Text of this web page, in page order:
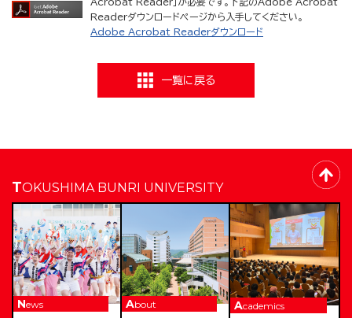
Readerダウンロードページから入手してください。
Adobe Acrobat Readerダウンロード
一覧に戻る
TOKUSHIMA BUNRI UNIVERSITY
News About Academics